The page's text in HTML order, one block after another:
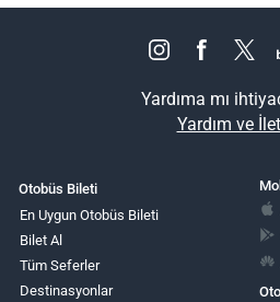
Yardıma mı
Yardım ve
Otobüs Bileti
En Uygun Otobüs Bileti
Bilet Al
Tüm Seferler
Destinasyonlar